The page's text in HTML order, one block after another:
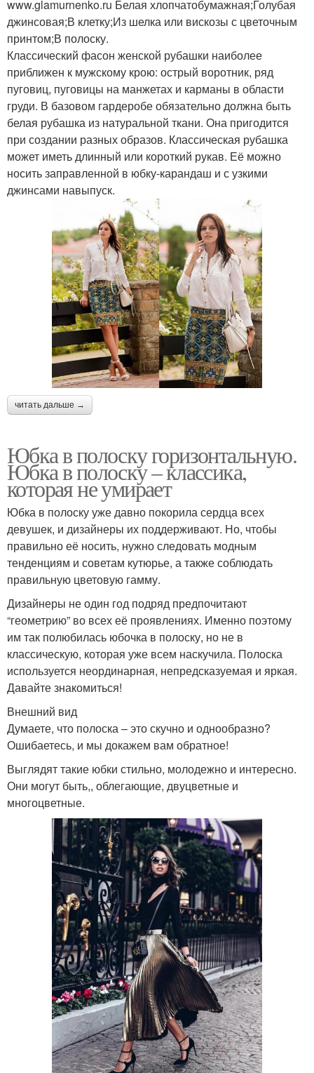
www.glamurnenko.ru Белая хлопчатобумажная;Голубая
джинсовая;В клетку;Из шелка или вискозы с цветочным
принтом;В полоску.
Классический фасон женской рубашки наиболее
приближен к мужскому крою: острый воротник, ряд
пуговиц, пуговицы на манжетах и карманы в области
груди. В базовом гардеробе обязательно должна быть
белая рубашка из натуральной ткани. Она пригодится
при создании разных образов. Классическая рубашка
может иметь длинный или короткий рукав. Её можно
носить заправленной в юбку-карандаш и с узкими
джинсами навыпуск.
читать дальше →
Юбка в полоску горизонтальную.
Юбка в полоску – классика,
которая не умирает
Юбка в полоску уже давно покорила сердца всех
девушек, и дизайнеры их поддерживают. Но, чтобы
правильно её носить, нужно следовать модным
тенденциям и советам кутюрье, а также соблюдать
правильную цветовую гамму.
Дизайнеры не один год подряд предпочитают
“геометрию” во всех её проявлениях. Именно поэтому
им так полюбилась юбочка в полоску, но не в
классическую, которая уже всем наскучила. Полоска
используется неординарная, непредсказуемая и яркая.
Давайте знакомиться!
Внешний вид
Думаете, что полоска – это скучно и однообразно?
Ошибаетесь, и мы докажем вам обратное!
Выглядят такие юбки стильно, молодежно и интересно.
Они могут быть,, облегающие, двуцветные и
многоцветные.